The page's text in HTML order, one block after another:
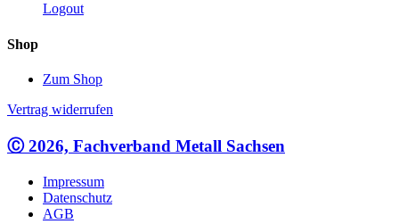
Logout
Shop
Zum Shop
Vertrag widerrufen
Ⓒ 2026, Fachverband Metall Sachsen
Impressum
Datenschutz
AGB